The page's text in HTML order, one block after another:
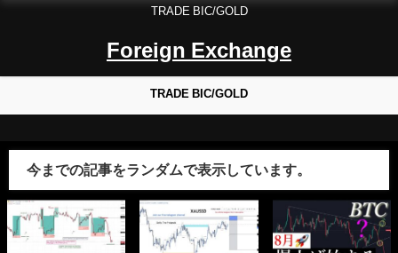
TRADE BIC/GOLD
Foreign Exchange
TRADE BIC/GOLD
今までの記事をランダムで表示しています。